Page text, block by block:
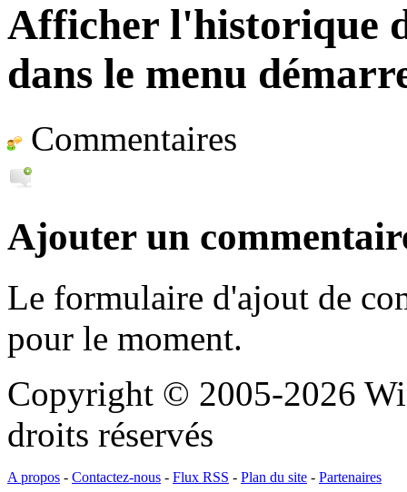
Afficher l'historique
dans le menu
Commentaires
Ajouter un
Le formulaire d'ajout de
pour le moment.
Copyright © 2005-2026
droits réservés
A propos - Contactez-nous - Flux RSS - Plan du site - Partenaires